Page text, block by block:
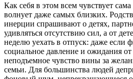
Как себя в этом всем чувствует
волнует даже самых близких.
инерции спрашивают о детях,
удивляться отсутствию сил, а от
неделю уехать в отпуск: даже если
социальное давление и ожидания
неподъемное чувство вины за
семьи. Для большинства людей